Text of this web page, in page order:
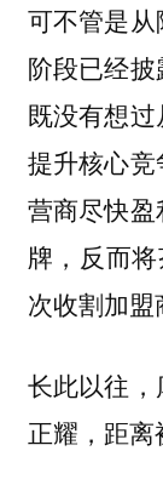
可不管是
阶段已经
既没有想
提升核心
营商尽快
牌，反而
次收割加盟
长此以往
正耀，距离